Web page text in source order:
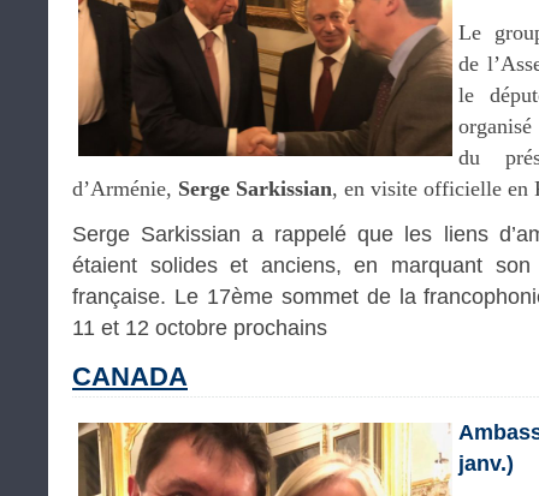
Le
de
le
du
d’Arménie, Serge Sarkissian, en visite officielle en
Serge Sarkissian a rappelé que les liens
étaient solides et anciens, en marquant
française. Le 17ème sommet de la
11 et 12 octobre prochains
CANADA
janv.)